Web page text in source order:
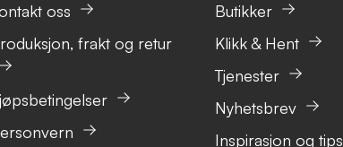
oss
frakt og retur
Butikker
Klikk & Hent
Tjenester
Nyhetsbrev
Inspirasjon og tips